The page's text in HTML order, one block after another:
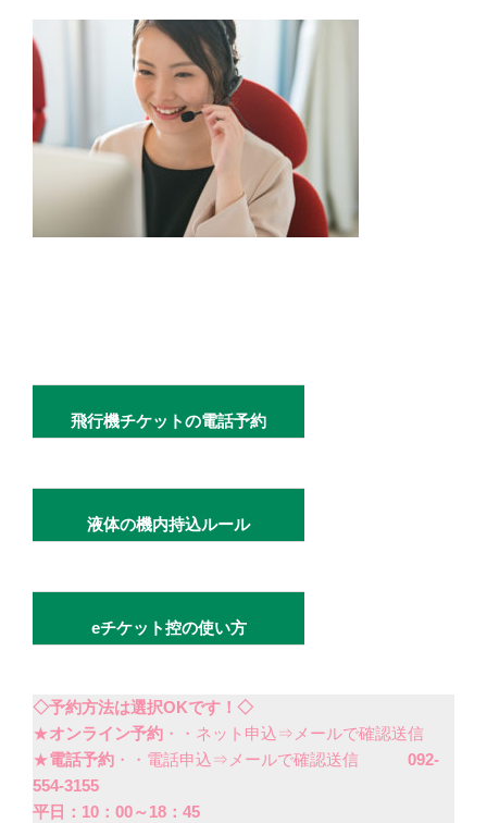
飛行機チケットの電話予約
液体の機内持込ルール
eチケット控の使い方
◇予約方法は選択OKです！◇
★オンライン予約 ・・ネット申込⇒メールで確認送信
★電話予約 ・・電話申込⇒メールで確認送信 092-
554-3155
平日：10：00～18：45